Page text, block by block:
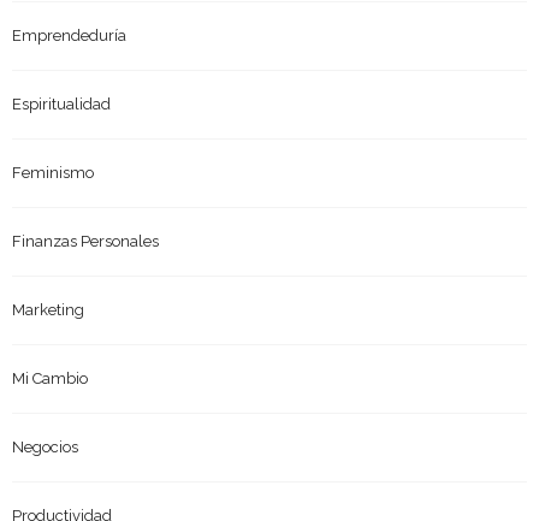
Emprendeduría
Espiritualidad
Feminismo
Finanzas Personales
Marketing
Mi Cambio
Negocios
Productividad